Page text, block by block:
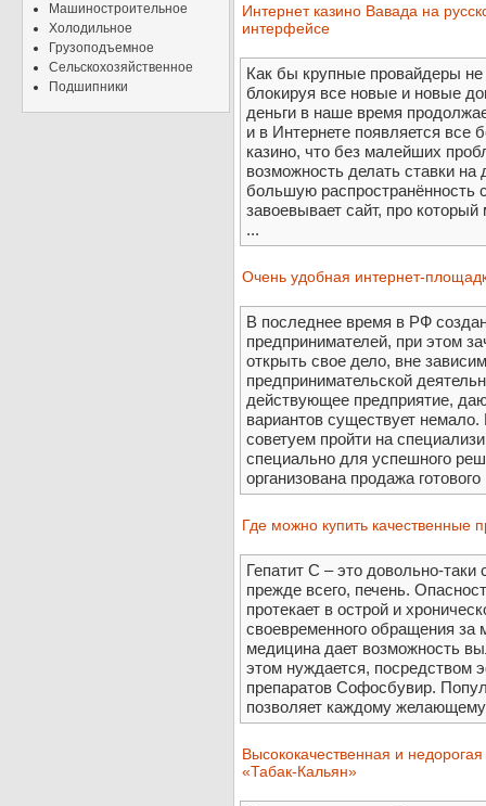
Машиностроительное
Холодильное
Грузоподъемное
Сельскохозяйственное
Подшипники
Интернет казино Вавада на
интерфейсе
Как бы крупные провайдеры не
блокируя все новые и новые
деньги в наше время
и в Интернете появляется
казино, что без малейших
возможность делать ставки на
большую распространённость
завоевывает сайт, про
...
Очень удобная интернет-
В последнее время в РФ
предпринимателей, при этом
открыть свое дело, вне
предпринимательской
действующее предприятие,
вариантов существует
советуем пройти на
специально для успешного
организована продажа готового
Где можно купить качественные
Гепатит С – это довольно-
прежде всего, печень.
протекает в острой и
своевременного обращения
медицина дает возможность
этом нуждается, посредством
препаратов Софосбувир.
позволяет каждому
Высококачественная и
«Табак-Кальян»